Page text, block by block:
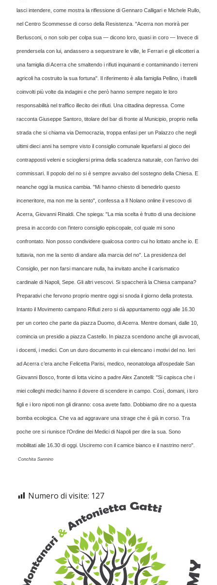
lasci intendere, come mostra la riflessione di Gennaro Calligari e Michele Rullo,
nel Centro Scommesse di corso della Resistenza. "Acerra non morirà per
Berlusconi, o non solo per colpa sua — dicono loro, quasi in coro — Invece di
prendersela con lui, andassero a sequestrare le ville, le Ferrari e gli elicotteri a
una famiglia di Acerra che smaltendo i rifiuti inquinanti e contaminando i terreni
agricoli ha costruito la sua fortuna". Il riferimento è alla famiglia Pellino, i fratelli
coinvolti più volte da indagini e che però hanno sempre negato le loro
responsabilità nel traffico illecito dei rifiuti. Una cittadina depressa. Come
racconta Giuseppe Santoro, titolare del bar di fronte al Municipio, proprio nella
strada che si chiama via Democrazia, troppa enfasi per un Palazzo che negli
ultimi dieci anni ha sempre visto il consiglio comunale liquefarsi al gioco dei
contrapposti veleni e sciogliersi prima della scadenza naturale, con l’arrivo dei
commissari. Il popolo del no si è sempre avvalso del sostegno della Chiesa. E
neanche oggi la musica cambia. "Mi hanno chiesto di benedirlo questo
inceneritore, ma non me la sento", confessa a Il Nolano online il vescovo di
Acerra, Giovanni Rinaldi. Che spiega: "La mia scelta è frutto di una decisione
presa in accordo con l’intero consiglio episcopale, col quale mi sono
confrontato. Non posso condividere qualcosa contro cui ho lottato anche io. E
tuttavia, non me la sento di andare alla marcia del no". La presidenza del
Consiglio, per non farsi mancare nulla, ha invitato anche il carismatico
cardinale di Napoli, Sepe. Gli altri vescovi. Si spaccherà la Chiesa campana?
Preparativi che fervono proprio mentre oggi si snoda il giorno della protesta.
Intanto il Movimento campano Rifiuti zero si dà appuntamento oggi alle 16.30
per un corteo che parte da piazza Duomo, di Acerra. Mentre domani, dalle 10,
comincia un presidio a piazza Castello. In piazza scendono anche gli avvocati,
i docenti, i medici. Con un duro documento in cui elencano i motivi del no. Ieri
ad Acerra c’era anche Felicetta Parisi, medico, neonatologa all’ospedale San
Giovanni Bosco, fronte di lotta vicino a padre Alex Zanotelli: "Si capisca che i
miei colleghi medici hanno il dovere di scendere in campo. Così, domani, i loro
figli e i loro nipoti non gli diranno: cosa avete fatto. Dobbiamo dire no a questa
bomba ecologica. Che va ad aggravare una strage che è già in corso. Tra
poche ore si riunisce l’Ordine dei Medici di Napoli per dire la sua. Sono
mobilitati alle 16.30 di oggi. Usciremo con il camice bianco e il nastrino nero".
Conchita Sannino
Numero di visite: 127